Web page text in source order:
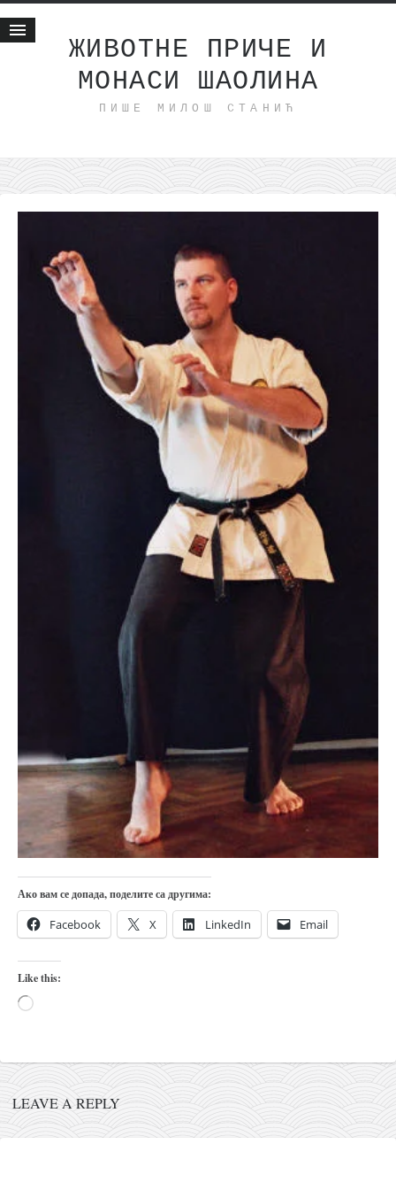
ЖИВОТНЕ ПРИЧЕ И
МОНАСИ ШАОЛИНА
ПИШЕ МИЛОШ СТАНИЋ
Животне приче
интернет пословање
исхраном до здравља
моменти и места
бонус садржај
светлопис
законоправило
духовни отац
православље
забрањена историја
календар српски
азбуки и књиге
Окинава карате
најновије на блогу
моје белешке
историја каратеа
бубиши
карате
кихон
наиханчи
пасаи
темашивари
кобудо
тимбеи рочин
тсунами дојо
Ако вам се допада, поделите са другима:
Facebook X LinkedIn Email
Like this:
Loading…
LEAVE A REPLY